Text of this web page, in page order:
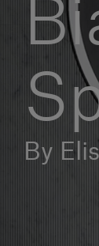
By